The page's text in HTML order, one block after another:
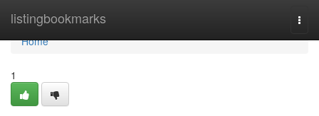
listingbookmarks
Home
Home
1